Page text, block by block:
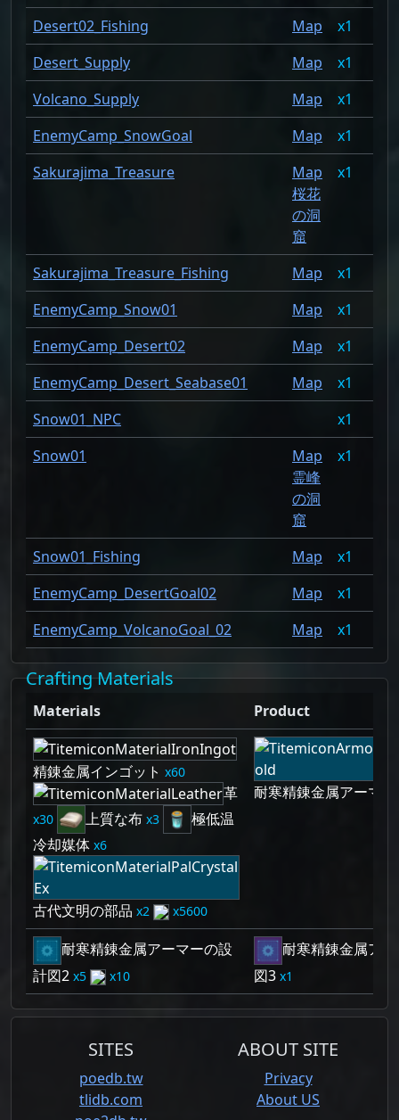
Desert02_Fishing
Map 1
Desert_Supply
Map 1
Volcano_Supply
Map 1
EnemyCamp_SnowGoal
Map 1
Sakurajima_Treasure
Map
桜花
の洞
窟
1
Sakurajima_Treasure_Fishing Map 1
EnemyCamp_Snow01
Map 1
EnemyCamp_Desert02
Map 1
EnemyCamp_Desert_Seabase01
Map 1
Snow01_NPC
1
Snow01
Map
霊峰
の洞
窟
1
Snow01_Fishing Map 1
EnemyCamp_DesertGoal02
Map 1
EnemyCamp_VolcanoGoal_02
Map 1
Crafting Materials
Materials Product
精錬金属インゴット 60
革
30 上質な布 3
極低温
冷却媒体 6
古代文明の部品 2 5600
耐寒精錬金属アーマー
耐寒精錬金属アーマーの設
計図2
5 10
耐寒精錬金属ア
図3
1
SITES
poedb.tw
tlidb.com
ABOUT SITE
Privacy
About US